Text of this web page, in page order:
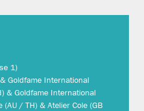
1)
Goldfame International
& Goldfame International
/ TH) & Atelier Cole (GB